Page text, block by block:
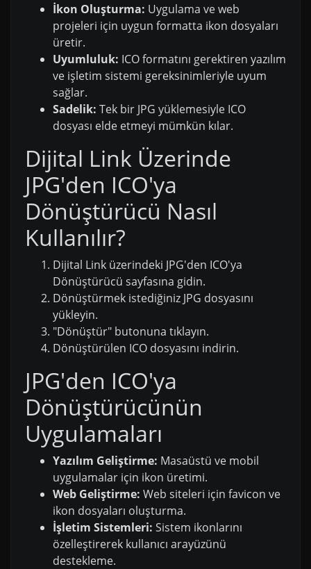
İkon Oluşturma: Uygulama ve web
projeleri için uygun formatta ikon dosyaları
üretir.
Uyumluluk: ICO formatını gerektiren yazılım
ve işletim sistemi gereksinimleriyle uyum
sağlar.
Sadelik: Tek bir JPG yüklemesiyle ICO
dosyası elde etmeyi mümkün kılar.
Dijital Link Üzerinde
JPG'den ICO'ya
Dönüştürücü Nasıl
Kullanılır?
Dijital Link üzerindeki JPG'den ICO'ya
Dönüştürücü sayfasına gidin.
Dönüştürmek istediğiniz JPG dosyasını
yükleyin.
"Dönüştür" butonuna tıklayın.
Dönüştürülen ICO dosyasını indirin.
JPG'den ICO'ya
Dönüştürücünün
Uygulamaları
Yazılım Geliştirme: Masaüstü ve mobil
uygulamalar için ikon üretimi.
Web Geliştirme: Web siteleri için favicon ve
ikon dosyaları oluşturma.
İşletim Sistemleri: Sistem ikonlarını
özelleştirerek kullanıcı arayüzünü
destekleme.